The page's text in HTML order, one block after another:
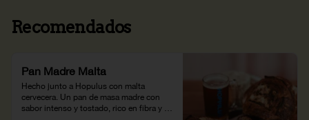
Recomendados
Pan Madre Malta
Hecho junto a Hopulus con malta
cervecera. Un pan de masa madre con
sabor intenso y tostado, rico en fibra y